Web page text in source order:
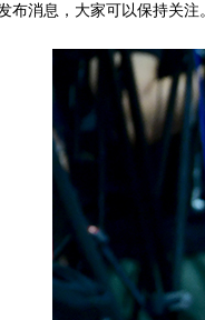
布消息，大家可以保持关注